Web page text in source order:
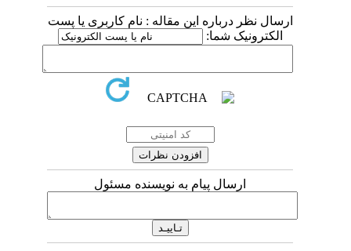
ارسال نظر درباره این مقاله : نام کاربری یا پست
الکترونیک شما:
ارسال پیام به نویسنده مسئول